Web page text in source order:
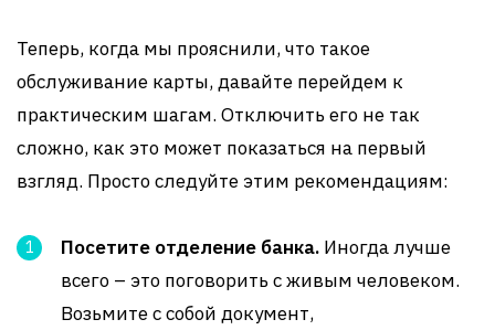
Теперь, когда мы прояснили, что такое
обслуживание карты, давайте перейдем к
практическим шагам. Отключить его не так
сложно, как это может показаться на первый
взгляд. Просто следуйте этим рекомендациям:
Посетите отделение банка. Иногда лучше
всего – это поговорить с живым человеком.
Возьмите с собой документ,